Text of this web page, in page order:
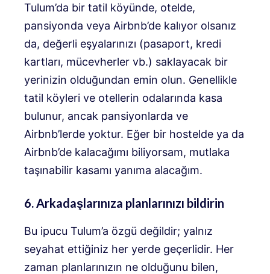
Tulum’da bir tatil köyünde, otelde,
pansiyonda veya Airbnb’de kalıyor olsanız
da, değerli eşyalarınızı (pasaport, kredi
kartları, mücevherler vb.) saklayacak bir
yerinizin olduğundan emin olun. Genellikle
tatil köyleri ve otellerin odalarında kasa
bulunur, ancak pansiyonlarda ve
Airbnb’lerde yoktur. Eğer bir hostelde ya da
Airbnb’de kalacağımı biliyorsam, mutlaka
taşınabilir kasamı yanıma alacağım.
6. Arkadaşlarınıza planlarınızı bildirin
Bu ipucu Tulum’a özgü değildir; yalnız
seyahat ettiğiniz her yerde geçerlidir. Her
zaman planlarınızın ne olduğunu bilen,